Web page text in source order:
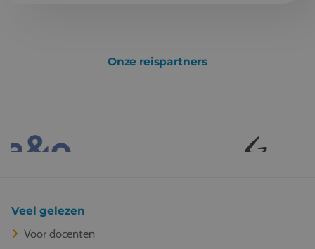
Onze reispartners
Veel gelezen
Voor docenten